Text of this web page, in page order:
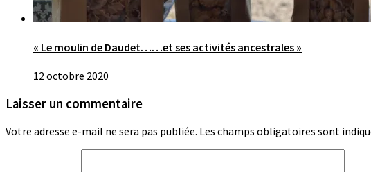
« Le moulin de Daudet……et ses activités ancestrales »
12 octobre 2020
Laisser un commentaire
Votre adresse e-mail ne sera pas publiée. Les champs obligatoires sont